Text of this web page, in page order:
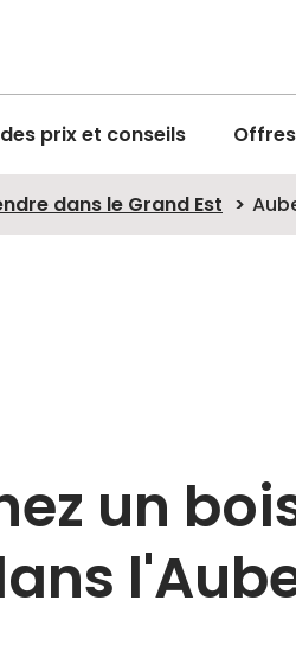
prix et conseils
dans le Grand Est
un